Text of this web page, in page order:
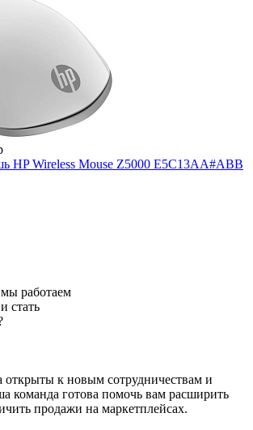
HP Wireless Mouse Z5000 E5C13AA#ABB
мы работаем
стать
открыты к новым сотрудничествам и
команда готова помочь вам расширить
продажи на маркетплейсах.